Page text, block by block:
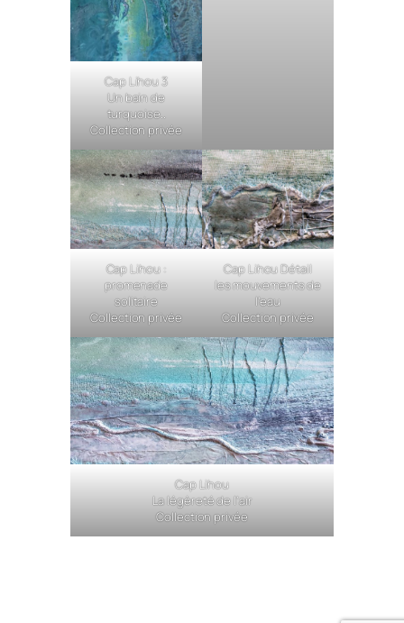
Cap Lihou 3
Un bain de
turquoise..
Collection privée
Cap Lihou :
promenade
solitaire
Collection privée
Cap Lihou Détail
les mouvements de
l’eau
Collection privée
Cap Lihou
La légèreté de l’air
Collection privée